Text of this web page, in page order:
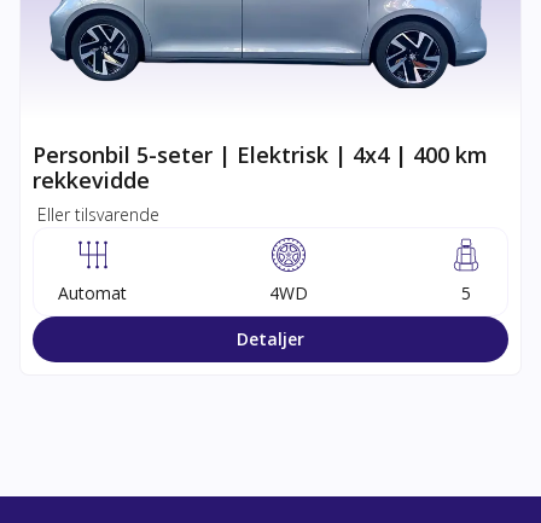
Personbil 5-seter | Elektrisk | 4x4 | 400 km
rekkevidde
Eller tilsvarende
Automat 4WD
5
Detaljer